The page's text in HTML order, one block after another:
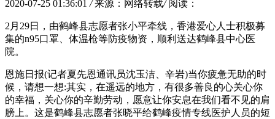
2020-07-25 01:36:01 / 来源：网络转载/ 阅读：
2月29日，由鹤峰县志愿者张小平牵线，香港爱心人士积极募
集的n95口罩、体温枪等防疫物资，顺利送达鹤峰县中心医
院。
恩施日报(记者夏先恩通讯员沈玉洁、辛岩)当你疲惫无助的时
候，请想一想:其实，在遥远的地方，有很多善良的心关心你
的幸福，关心你的辛勤劳动，愿意让你安息在我们看不见的肩
膀上。这是鹤峰县志愿者张晓平给鹤峰疫情专线医护人员的短